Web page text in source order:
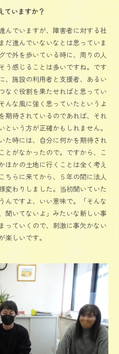
ていますか？
んでいますが、障害者に対する社
だ進んでいないなとは思っていま
で外を歩いている時に、周りの人
う感じることは多いですね。です
、施設の利用者と支援者、あるい
なぐ役割を果たせればと思ってい
んな風に強く思っていたというよ
期待されているのであれば、それ
という方が正確かもしれません。
た時には、自分に何かを期待され
とがなかったので。ですから、こ
ほかの土地に行くことは全く考え
ちらに来てから、５年の間に法人
変わりしました。当初聞いていた
んですよ、いい意味で。「そんな
聞いてないよ」みたいな新しい事
っていくので、刺激に事欠かない
楽しいです。